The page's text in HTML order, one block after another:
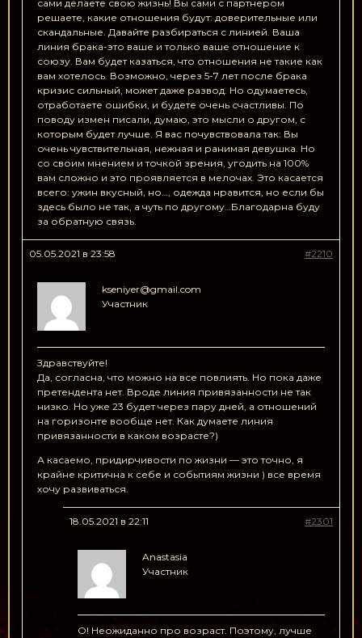
сами делаете свою жизнь! Вы сами с партнером
решаете, какие отношения будут: доверительные или
скандальные. Давайте разбираться с линией. Ваша
линия брака-это ваше и только ваше отношение к
союзу. Вам будет казаться, что отношения не такие как
вам хотелось. Возможно, через 5-7 лет после брака
кризис сильный, может даже развод. Но одумаетесь,
отработаете ошибки, и будете очень счастливы. По
поводу измен писали, думаю, это мысли о другом, с
которым будет лучше. Я вас почувствовала так: Вы
очень чувствительная, нежная и ранимая девушка. Но
со своим мнением и точкой зрения, угодить на 100%
вам сложно и это проявляется в мелочах. Это касается
всего: ужин вкусный, но…, одежда нравится, но если бы
здесь было не так, а чуть по другому…Благодарна буду
за обратную связь.
05.05.2021 в 23:58 #2210
kseniyer@gmail.com
Участник
Здравствуйте!
Да, согласна, что можно на все повлиять. Но пока даже
претендента нет. Вроде линия привязанности не так
низко. Но уже 23 будет через пару дней, а отношений
на горизонте вообще нет. Как думаете линия
привязанности в каком возрасте?)
А касаемо, придирчивости по жизни — это точно, я
крайне критична к себе и событиям жизни ) все время
хочу развиваться.
18.05.2021 в 22:11 #2301
Anastasia
Участник
О! Неожиданно про возраст. Поэтому, лучше